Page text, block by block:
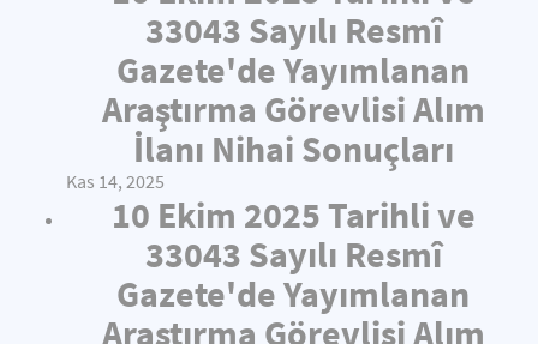
33043 Sayılı Resmî
Gazete'de Yayımlanan
Araştırma Görevlisi Alım
İlanı Nihai Sonuçları
Kas 14, 2025
10 Ekim 2025 Tarihli ve
33043 Sayılı Resmî
Gazete'de Yayımlanan
Araştırma Görevlisi Alım